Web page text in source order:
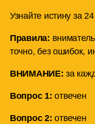
Узнайте истину за
Правила:
точно, без ошибок,
ВНИМАНИЕ: за
Вопрос 1: отвечен
Вопрос 2: отвечен